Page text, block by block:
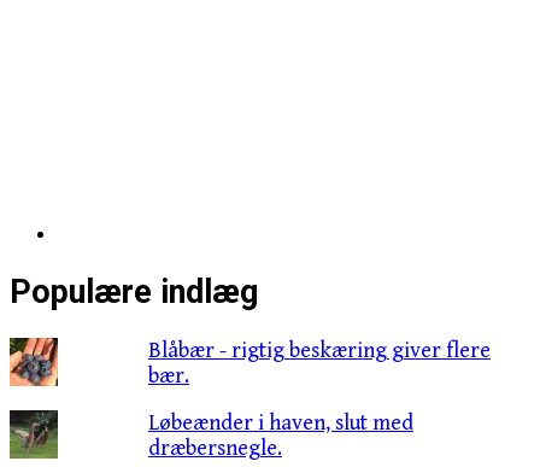
Populære indlæg
Blåbær - rigtig beskæring giver flere
bær.
Løbeænder i haven, slut med
dræbersnegle.